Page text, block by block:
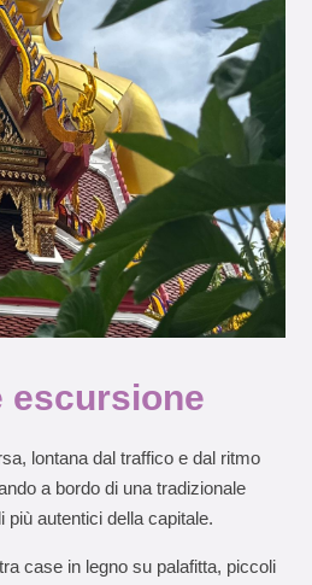
escursione
lontana dal traffico e dal ritmo
a bordo di una tradizionale
più autentici della capitale.
case in legno su palafitta, piccoli